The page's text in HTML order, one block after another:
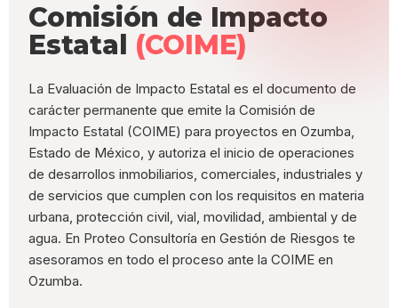
Comisión de Impacto
Estatal (COIME)
La Evaluación de Impacto Estatal es el documento de
carácter permanente que emite la Comisión de
Impacto Estatal (COIME) para proyectos en Ozumba,
Estado de México, y autoriza el inicio de operaciones
de desarrollos inmobiliarios, comerciales, industriales y
de servicios que cumplen con los requisitos en materia
urbana, protección civil, vial, movilidad, ambiental y de
agua. En Proteo Consultoría en Gestión de Riesgos te
asesoramos en todo el proceso ante la COIME en
Ozumba.